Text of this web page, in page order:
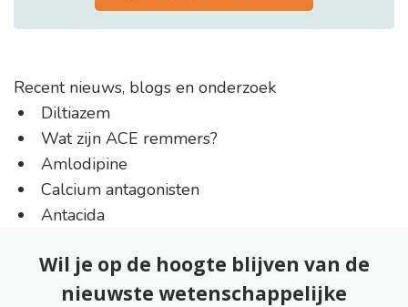
Recent nieuws, blogs en onderzoek
Diltiazem
Wat zijn ACE remmers?
Amlodipine
Calcium antagonisten
Antacida
Wil je op de hoogte blijven van de
nieuwste wetenschappelijke